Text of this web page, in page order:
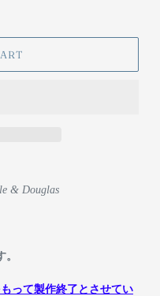
& Douglas
って製作終了とさせてい